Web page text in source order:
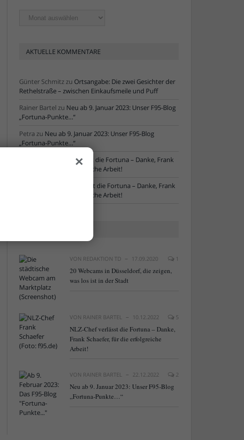
Ältere
AKTUELLE KOMMENTARE
Günter Schmitzzu Ortsangabe: Die zwei Gesichter der
Rethelstraße – zwischen Einkaufsmeile und Puff
Rainer Bartel zu Neu ab 9. Januar 2023: Unser F95-Blog
„Fortuna-Punkte…“
Petra zu Neu ab 9. Januar 2023: Unser F95-Blog
„Fortuna-Punkte…“
NLZ-Chef verlässt die Fortuna – Danke, Frank
Schaefer, für die erfolgreiche Arbeit!
NLZ-Chef verlässt die Fortuna – Danke, Frank
Schaefer, für die erfolgreiche Arbeit!
VON REDAKTION TD 17.09.2020 1
20 Webcams in Düsseldorf, die zeigen,
was los ist in der Stadt
VON RAINER BARTEL 10.12.2022 5
NLZ-Chef verlässt die Fortuna – Danke,
Frank Schaefer, für die erfolgreiche
Arbeit!
VON RAINER BARTEL 22.12.2022 2
Neu ab 9. Januar 2023: Unser F95-Blog
„Fortuna-Punkte…“
×